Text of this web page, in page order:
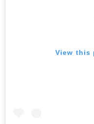
View this